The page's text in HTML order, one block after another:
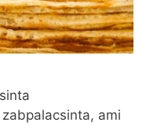
ami